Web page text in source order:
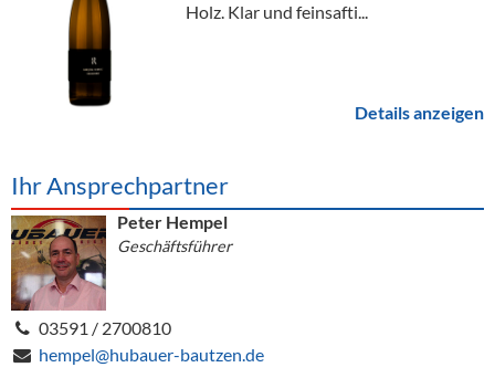
Holz. Klar und feinsafti...
Details anzeigen
Ihr Ansprechpartner
Peter Hempel
Geschäftsführer
03591 / 2700810
hempel@hubauer-bautzen.de